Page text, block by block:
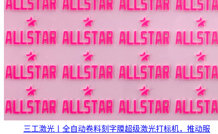
三工激光丨全自动卷料刻字膜超级激光打标机，推动服